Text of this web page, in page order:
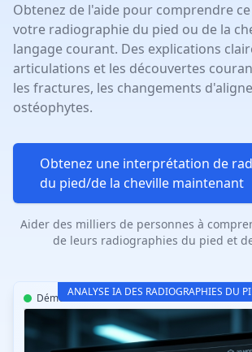
Obtenez de l'aide pour comprendre
votre radiographie du pied ou de la
langage courant. Des explications
articulations et les découvertes
les fractures, les changements
ostéophytes.
Obtenez une interprétation de
du pied/de la cheville maintenant
Aider des milliers de personnes à
de leurs radiographies du pied et
ANALYSE IA DES RADIOGRAPHIES DU
Démonstration interactive